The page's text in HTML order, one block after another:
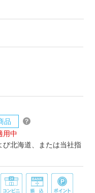
品
用中
北海道、または当社指